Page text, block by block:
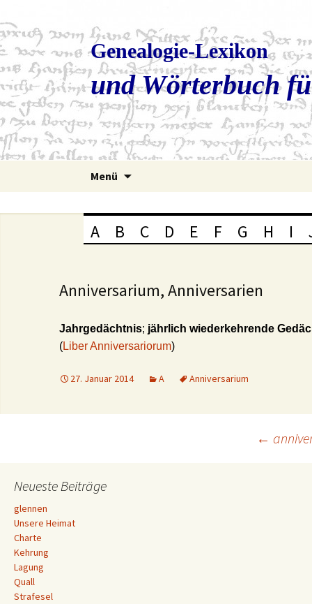
Genealogie-Lexikon
und Wörterbuch
Menü
A B C D E F G H I
Anniversarium, Anniversarien
Jahrgedächtnis; jährlich wiederkehrende
(Liber Anniversariorum)
27. Januar 2014 A Anniversarium
Navigation
←
Neueste Beiträge
glennen
Unsere Heimat
Charte
Kehrung
Lagung
Quall
Strafesel